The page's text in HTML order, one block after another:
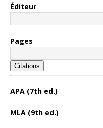
Éditeur
Pages
Citations
APA (7th ed.)
MLA (9th ed.)